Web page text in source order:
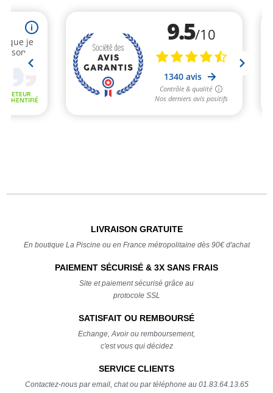
LIVRAISON GRATUITE
En boutique La Piscine ou en France métropolitaine dès 90€ d'achat
PAIEMENT SÉCURISÉ & 3X SANS FRAIS
Site et paiement sécurisé grâce au
protocole SSL
SATISFAIT OU REMBOURSÉ
Echange, Avoir ou remboursement,
c'est vous qui décidez
SERVICE CLIENTS
Contactez-nous par email, chat ou par téléphone au 01.83.64.13.65